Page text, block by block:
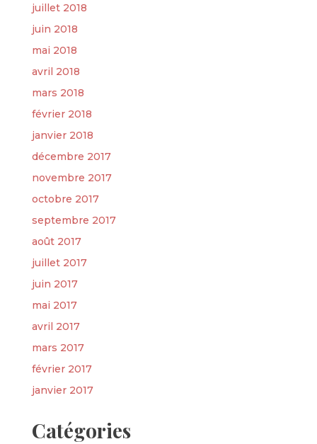
juillet 2018
juin 2018
mai 2018
avril 2018
mars 2018
février 2018
janvier 2018
décembre 2017
novembre 2017
octobre 2017
septembre 2017
août 2017
juillet 2017
juin 2017
mai 2017
avril 2017
mars 2017
février 2017
janvier 2017
Catégories